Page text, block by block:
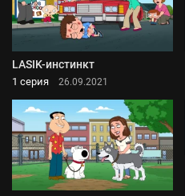
LASIK-инстинкт
1 серия 26.09.2021